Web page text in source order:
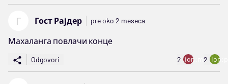
Г Гост Рајдер pre oko 2 meseca
Махаланга повлачи конце
Odgovori 2 ion:minus
2